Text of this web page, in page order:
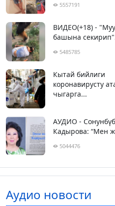
5557191
ВИДЕО(+18) -
башына
5485785
Кытай бийлиги
коронавирусту
чыгарга...
АУДИО -
Кадырова: “Мен
5044476
Аудио новости